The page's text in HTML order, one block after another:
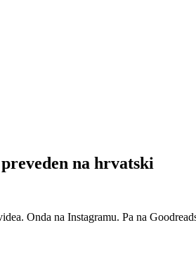
na hrvatski
Onda na Instagramu. Pa na